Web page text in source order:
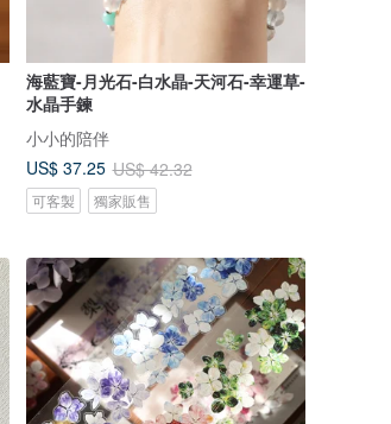
海藍寶-月光石-白水晶-天河石-幸運草-
水晶手鍊
小小的陪伴
US$ 37.25 US$ 42.32
可客製 獨家販售